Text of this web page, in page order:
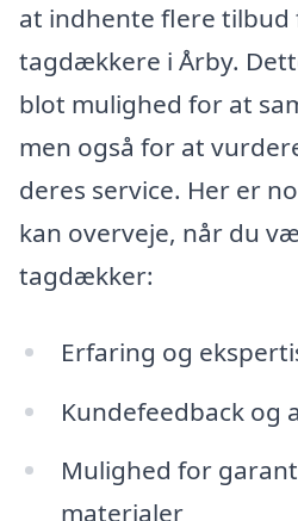
at indhente flere tilbud
tagdækkere i Årby.
blot mulighed for at
men også for at
deres service. Her er
kan overveje, når du
tagdækker:
Erfaring og
Kundefeedback og
Mulighed for
materialer